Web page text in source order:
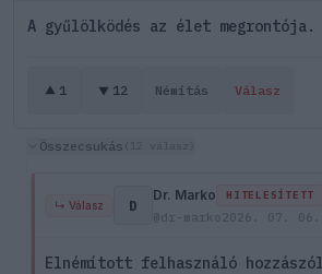
A gyűlölködés az élet megrontója.
1 12 Némítás Válasz
Összecsukás
↳ Válasz D
Dr. Marko HITELESÍTETT
@dr-marko2026. 07.
Elnémított felhasználó